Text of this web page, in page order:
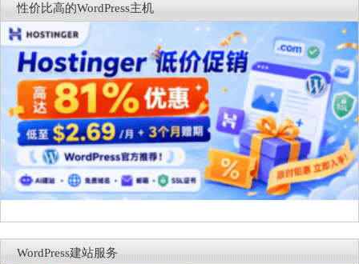
性价比高的WordPress主机
WordPress建站服务